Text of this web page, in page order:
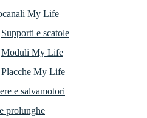
My Life
Supporti e scatole
Moduli My Life
Placche My Life
e salvamotori
prolunghe